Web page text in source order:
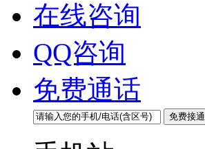
在线咨询
QQ咨询
免费通话